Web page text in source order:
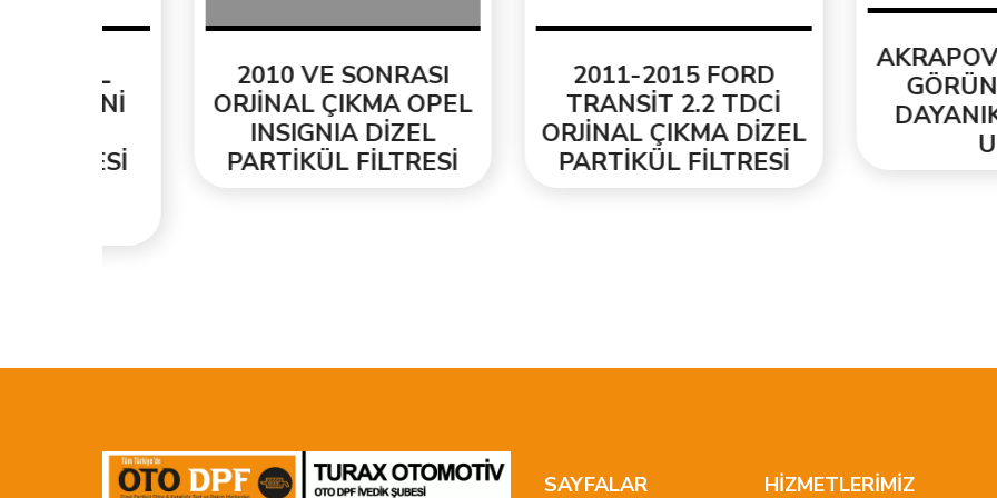
2010 VE SONRASI
ORJİNAL ÇIKMA OPEL
INSIGNIA DİZEL
PARTİKÜL FİLTRESİ
2011-2015 FORD
TRANSİT 2.2 TDCİ
ORJİNAL ÇIKMA DİZEL
PARTİKÜL FİLTRESİ
AKRAPOVİC
GÖRÜNÜM
DAYANIKLI
SAYFALAR HİZMETLERİMİZ